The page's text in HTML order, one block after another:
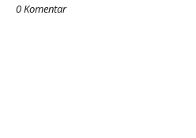
0 Komentar